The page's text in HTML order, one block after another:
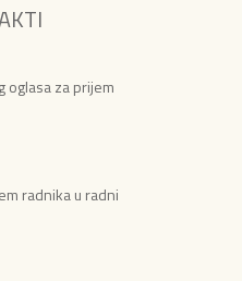
oglasa za prijem
radnika u radni